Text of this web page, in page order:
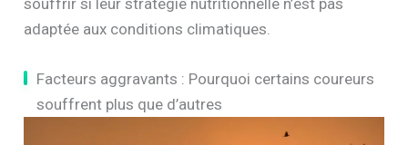
souffrir si leur stratégie nutritionnelle n’est pas
adaptée aux conditions climatiques.
Facteurs aggravants : Pourquoi certains coureurs
souffrent plus que d’autres